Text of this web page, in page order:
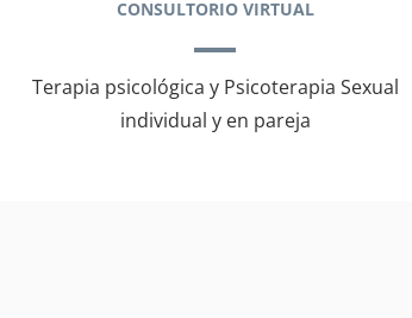
CONSULTORIO VIRTUAL
Terapia psicológica y Psicoterapia Sexual
individual y en pareja